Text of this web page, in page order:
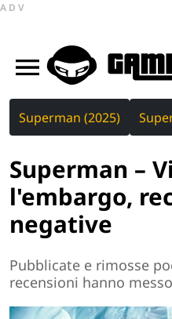
ADV
Superman (2025)
Superman –
l'embargo,
negative
Pubblicate e rimosse
recensioni hanno